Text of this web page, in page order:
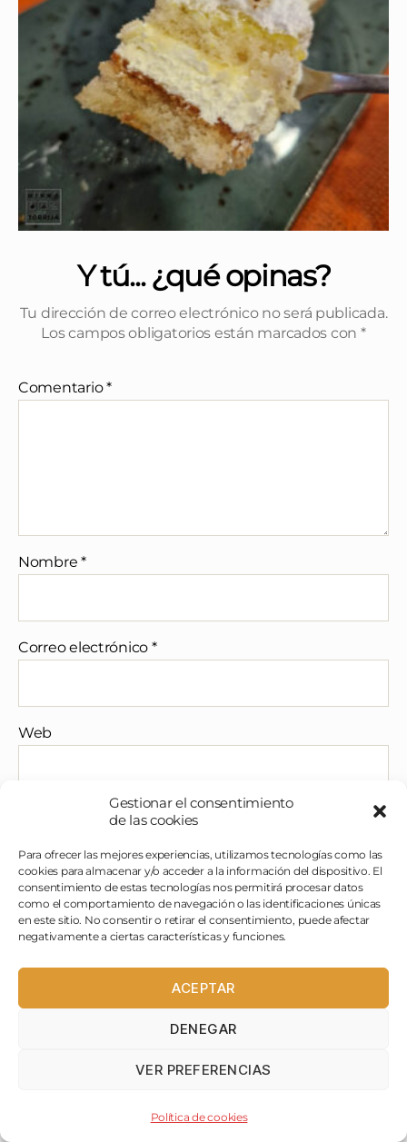
Gestionar el consentimiento
de las cookies
Para ofrecer las mejores experiencias, utilizamos tecnologías como las
cookies para almacenar y/o acceder a la información del dispositivo. El
consentimiento de estas tecnologías nos permitirá procesar datos
como el comportamiento de navegación o las identificaciones únicas
en este sitio. No consentir o retirar el consentimiento, puede afectar
negativamente a ciertas características y funciones.
ACEPTAR
DENEGAR
VER PREFERENCIAS
Política de cookies
Y tú... ¿qué opinas?
Tu dirección de correo electrónico no será publicada.
Los campos obligatorios están marcados con *
Comentario*
Nombre*
Correo electrónico *
Web
ANTES DE NADA.....
Las opiniones aquí escritas son solo mías,
determinado (o varios a veces), de unos